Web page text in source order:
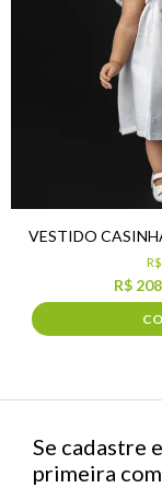
VESTIDO
R$
Se cadastre
primeira